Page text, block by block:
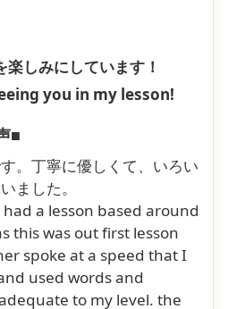
しみにしています！
you in my lesson!
■
。丁寧に優しくて、いろい
ました。
had a lesson based around
this was out first lesson
spoke at a speed that I
used words and
to my level. the